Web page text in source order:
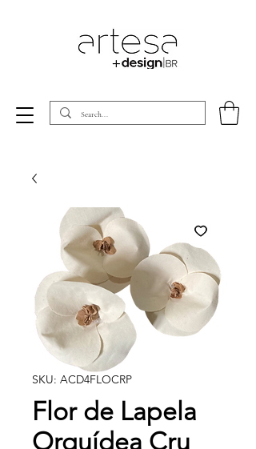
SKU: ACD4FLOCRP
Flor de Lapela
Orquídea Cru